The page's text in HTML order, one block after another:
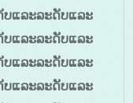
ແລະລະດັບແລະ
ແລະລະດັບແລະ
ແລະລະດັບແລະ
ແລະລະດັບແລະ